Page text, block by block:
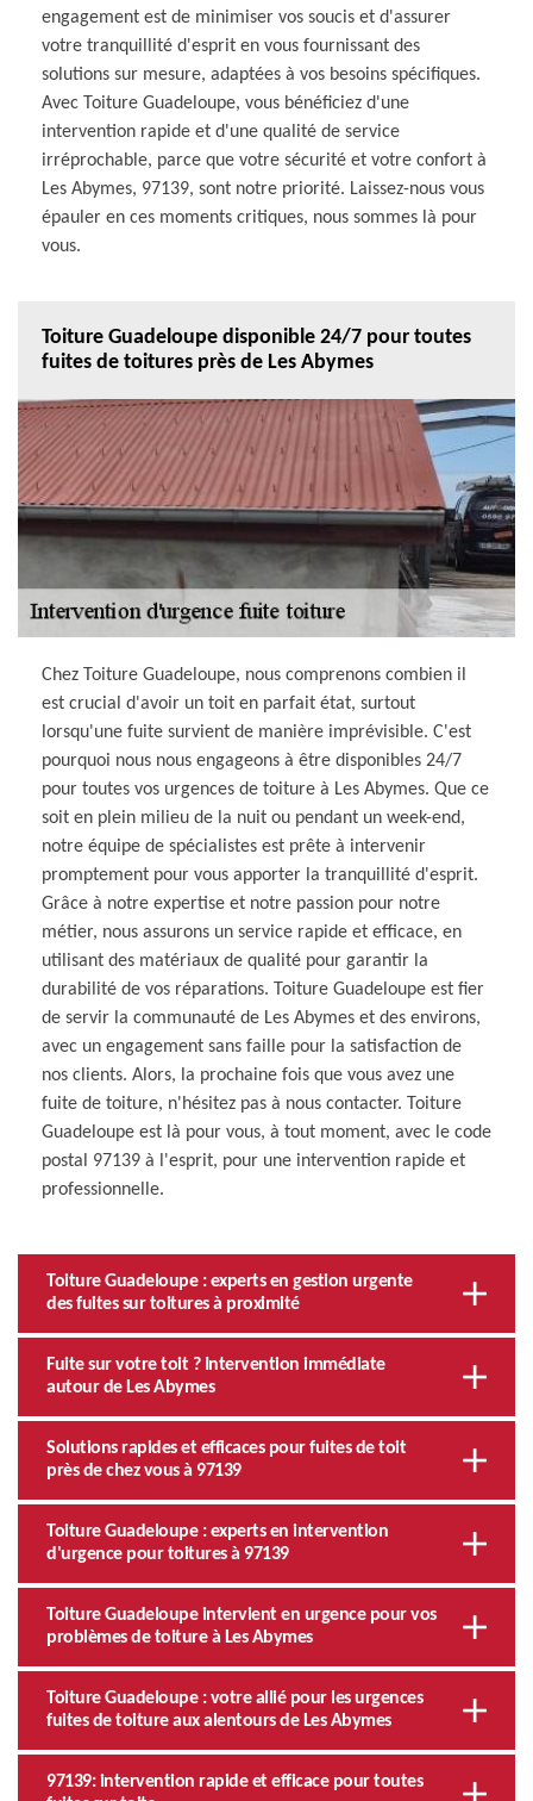
engagement est de minimiser vos soucis et d'assurer
votre tranquillité d'esprit en vous fournissant des
solutions sur mesure, adaptées à vos besoins spécifiques.
Avec Toiture Guadeloupe, vous bénéficiez d'une
intervention rapide et d'une qualité de service
irréprochable, parce que votre sécurité et votre confort à
Les Abymes, 97139, sont notre priorité. Laissez-nous vous
épauler en ces moments critiques, nous sommes là pour
vous.
Toiture Guadeloupe disponible 24/7 pour toutes
fuites de toitures près de Les Abymes
Chez Toiture Guadeloupe, nous comprenons combien il
est crucial d'avoir un toit en parfait état, surtout
lorsqu'une fuite survient de manière imprévisible. C'est
pourquoi nous nous engageons à être disponibles 24/7
pour toutes vos urgences de toiture à Les Abymes. Que ce
soit en plein milieu de la nuit ou pendant un week-end,
notre équipe de spécialistes est prête à intervenir
promptement pour vous apporter la tranquillité d'esprit.
Grâce à notre expertise et notre passion pour notre
métier, nous assurons un service rapide et efficace, en
utilisant des matériaux de qualité pour garantir la
durabilité de vos réparations. Toiture Guadeloupe est fier
de servir la communauté de Les Abymes et des environs,
avec un engagement sans faille pour la satisfaction de
nos clients. Alors, la prochaine fois que vous avez une
fuite de toiture, n'hésitez pas à nous contacter. Toiture
Guadeloupe est là pour vous, à tout moment, avec le code
postal 97139 à l'esprit, pour une intervention rapide et
professionnelle.
Toiture Guadeloupe : experts en gestion urgente
des fuites sur toitures à proximité
Fuite sur votre toit ? Intervention immédiate
autour de Les Abymes
Solutions rapides et efficaces pour fuites de toit
près de chez vous à 97139
Toiture Guadeloupe : experts en intervention
d'urgence pour toitures à 97139
Toiture Guadeloupe intervient en urgence pour vos
problèmes de toiture à Les Abymes
Toiture Guadeloupe : votre allié pour les urgences
fuites de toiture aux alentours de Les Abymes
97139: intervention rapide et efficace pour toutes